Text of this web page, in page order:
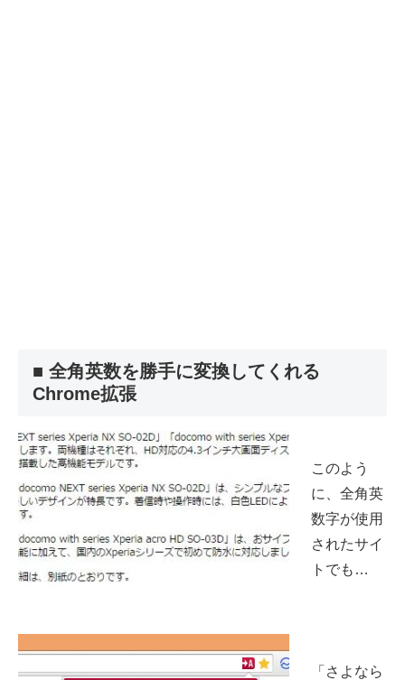
■ 全角英数を勝手に変換してくれる
Chrome拡張
このよう
に、全角英
数字が使用
されたサイ
トでも…
「さよなら